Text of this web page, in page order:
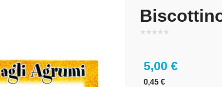
5,00 €
0,45 €